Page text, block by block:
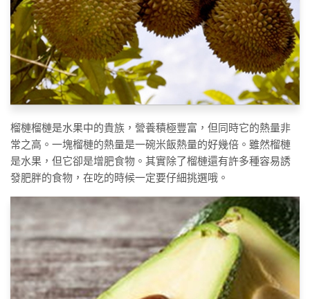
榴槤榴槤是水果中的貴族，營養積極豐富，但同時它的熱量非
常之高。一塊榴槤的熱量是一碗米飯熱量的好幾倍。雖然榴槤
是水果，但它卻是增肥食物。其實除了榴槤還有許多種容易誘
發肥胖的食物，在吃的時候一定要仔細挑選哦。